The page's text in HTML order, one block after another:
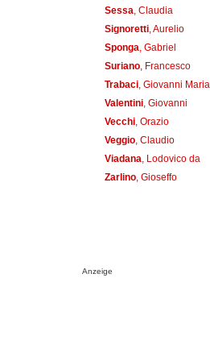
Sessa , Claudia
Signoretti, Aurelio
Sponga , Gabriel
Suriano, Francesco
Trabaci, Giovanni Maria
Valentini, Giovanni
Vecchi, Orazio
Veggio, Claudio
Viadana , Lodovico da
Zarlino, Gioseffo
Anzeige